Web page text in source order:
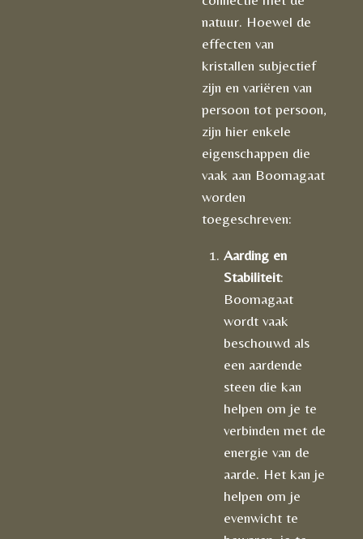
natuur. Hoewel de
effecten van
kristallen subjectief
zijn en variëren van
persoon tot persoon,
zijn hier enkele
eigenschappen die
vaak aan Boomagaat
worden
toegeschreven:
Aarding en
Stabiliteit:
Boomagaat
wordt vaak
beschouwd als
een aardende
steen die kan
helpen om je te
verbinden met de
energie van de
aarde. Het kan je
helpen om je
evenwicht te